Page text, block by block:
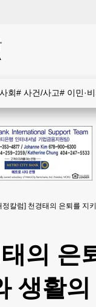
사회# 사건/사고# 이민·
정칼럼] 천경태의 은퇴를 지
의 은
생활